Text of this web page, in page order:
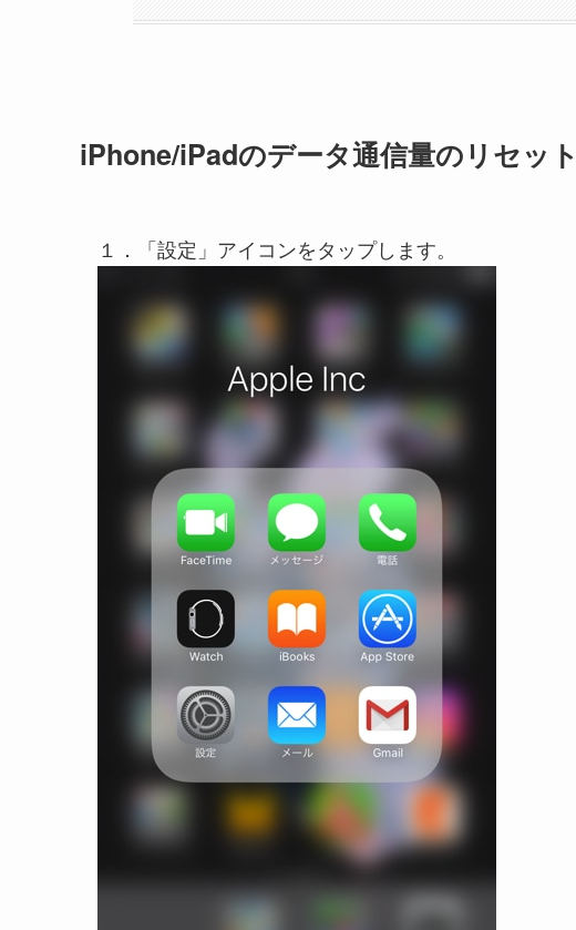
iPhone/iPadのデータ通信量のリセッ
１．「設定」アイコンをタップします。